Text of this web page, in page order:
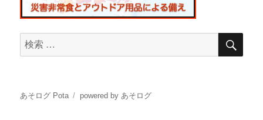
検
索
検
あそログ Pota powered by あそログ